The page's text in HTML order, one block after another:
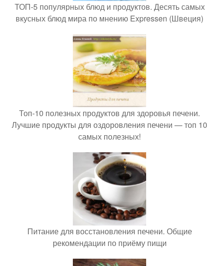
ТОП-5 популярных блюд и продуктов. Десять самых
вкусных блюд мира по мнению Expressen (Швеция)
Топ-10 полезных продуктов для здоровья печени.
Лучшие продукты для оздоровления печени — топ 10
самых полезных!
Питание для восстановления печени. Общие
рекомендации по приёму пищи